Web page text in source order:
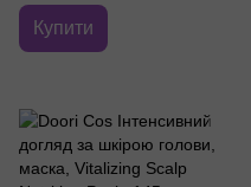
Купити